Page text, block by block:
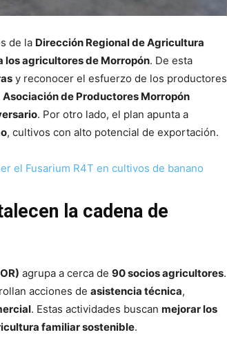
de la Dirección Regional de Agricultura
los agricultores de Morropón. De esta
y reconocer el esfuerzo de los productores
Asociación de Productores Morropón
. Por otro lado, el plan apunta a
, cultivos con alto potencial de exportación.
el Fusarium R4T en cultivos de banano
la cadena de
agrupa a cerca de 90 socios agricultores.
acciones de asistencia técnica,
. Estas actividades buscan mejorar los
familiar sostenible.